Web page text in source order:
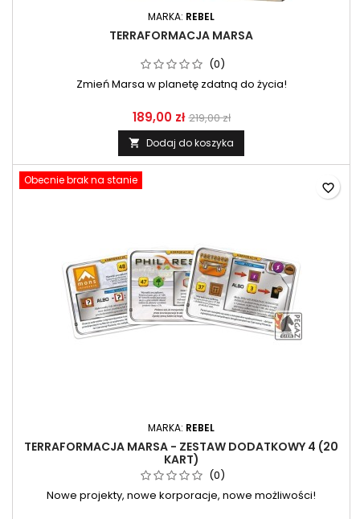
MARKA: REBEL
TERRAFORMACJA MARSA
(0)
Zmień Marsa w planetę zdatną do życia!
189,00 zł 219,00 zł
 Dodaj do koszyka
Obecnie brak na stanie
MARKA: REBEL
TERRAFORMACJA MARSA - ZESTAW DODATKOWY 4 (20
KART)
(0)
Nowe projekty, nowe korporacje, nowe możliwości!
favorite_border